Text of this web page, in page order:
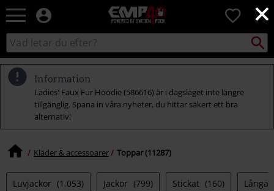
×
EMP
-
Musik,
TV
-
Alternativt
0
Sök
i
katalogen
Sök
Information
Ladies' Faux Fur Hoodie (586616) är i dagsläget inte längre
tillgänglig. Spana in våra nyheter, du hittar säkert ett bra
alternativ!
Kläder & accessoarer Toppar (11287)
Luvjackor (1.053) Jackor (799) Stickat (160)